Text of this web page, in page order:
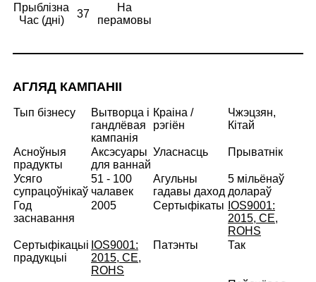
Прыблізна
Час (дні)
37
На
перамовы
АГЛЯД КАМПАНІІ
Тып бізнесу
Вытворца і
гандлёвая
кампанія
Краіна /
рэгіён
Чжэцзян,
Кітай
Асноўныя
прадукты
Аксэсуары
для ваннай
Уласнасць Прыватнік
Усяго
супрацоўнікаў
51 - 100
чалавек
Агульны
гадавы даход
5 мільёнаў
долараў
Год
заснавання
2005 Сертыфікаты IOS9001:
2015, CE,
ROHS
Сертыфікацыі
прадукцыі
IOS9001:
2015, CE,
ROHS
Патэнты Так